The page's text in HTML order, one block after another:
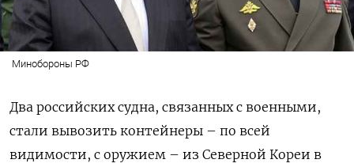
Минобороны РФ
Два российских судна, связанных с военными,
стали вывозить контейнеры – по всей
видимости, с оружием – из Северной Кореи в